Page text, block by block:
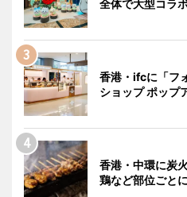
全体で大型コラ
香港・ifcに「フ
ショップ ポップ
香港・中環に炭
鶏など部位ごと